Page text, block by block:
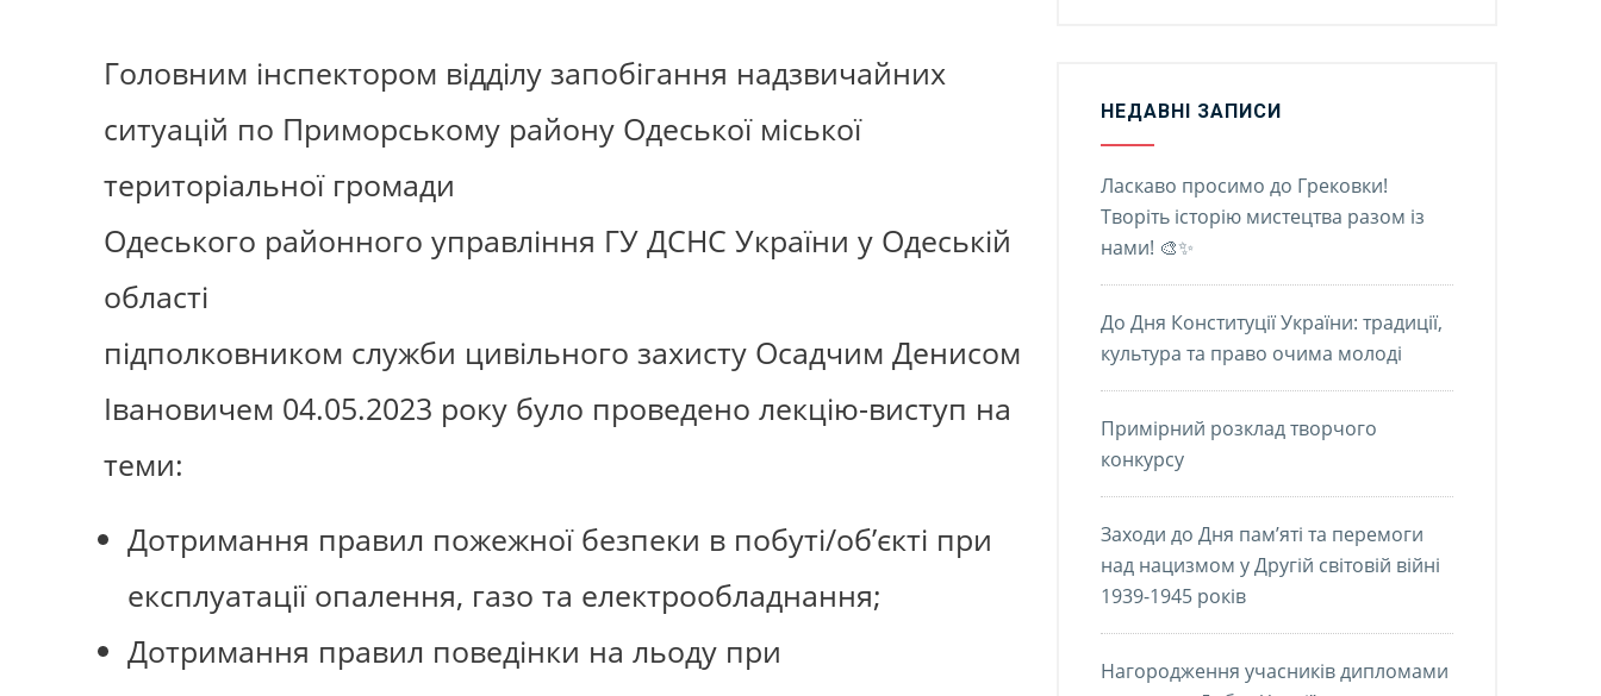
Головним інспектором відділу запобігання надзвичайних
ситуацій по Приморському району Одеської міської
територіальної громади
Одеського районного управління ГУ ДСНС України у Одеській
області
підполковником служби цивільного захисту Осадчим Денисом
Івановичем 04.05.2023 року було проведено лекцію-виступ на
теми:
Дотримання правил пожежної безпеки в побуті/об’єкті при
експлуатації опалення, газо та електрообладнання;
Дотримання правил поведінки на льоду при
НЕДАВНІ ЗАПИСИ
Ласкаво просимо до Грековки!
Творіть історію мистецтва разом із
нами! 🎨✨
До Дня Конституції України: традиції,
культура та право очима молоді
Примірний розклад творчого
конкурсу
Заходи до Дня пам’яті та перемоги
над нацизмом у Другій світовій війні
1939-1945 років
Нагородження учасників дипломами